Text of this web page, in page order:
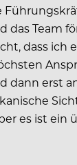
das Team
dass ich
dann erst
es ist ein